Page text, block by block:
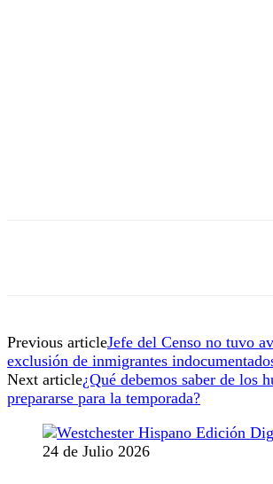
Previous articleJefe del Censo no tuvo
exclusión de inmigrantes
Next article¿Qué debemos saber de los
prepararse para la temporada?
24 de Julio 2026